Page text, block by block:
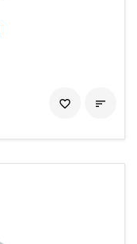

favorite_border